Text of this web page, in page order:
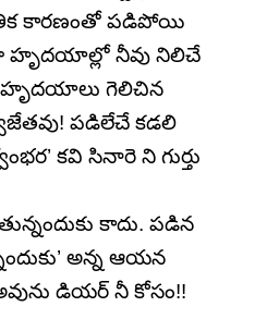
కారణంతో పడిపోయి
హృదయాల్లో నీవు నిలిచే
హృదయాలు గెలిచిన
పడిలేచే కడలి
కవి సినారె ని గుర్తు
కాదు. పడిన
అన్న ఆయన
డియర్ నీ కోసం!!